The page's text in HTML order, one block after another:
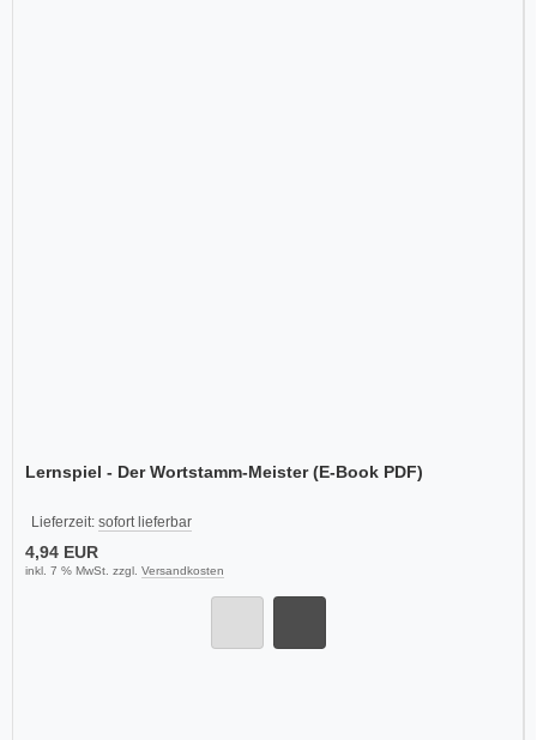
Lernspiel - Der Wortstamm-Meister (E-Book PDF)
Lieferzeit: sofort lieferbar
4,94 EUR
inkl. 7 % MwSt. zzgl. Versandkosten